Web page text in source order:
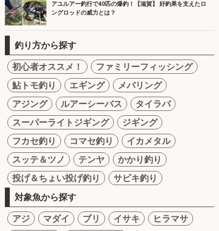
アユルアー釣行で40匹の爆釣！【滋賀】 好釣果を支えたロ
ングロッドの威力とは？
釣り方から探す
初心者オススメ！
ファミリーフィッシング
鮎トモ釣り
エギング
メバリング
アジング
ルアーシーバス
タイラバ
スーパーライトジギング
ジギング
フカセ釣り
コマセ釣り
イカメタル
スッテ＆ツノ
テンヤ
かかり釣り
投げ＆ちょい投げ釣り
サビキ釣り
対象魚から探す
アジ マダイ ブリ イサキ
ヒラマサ